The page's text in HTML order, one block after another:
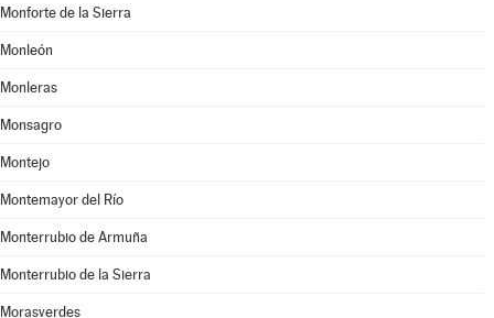
Monforte de la Sierra
Monleón
Monleras
Monsagro
Montejo
Montemayor del Río
Monterrubio de Armuña
Monterrubio de la Sierra
Morasverdes